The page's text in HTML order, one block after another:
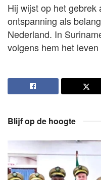
Hij wijst op het
ontspanning als
Nederland. In
volgens hem het
Blijf op de hoogte